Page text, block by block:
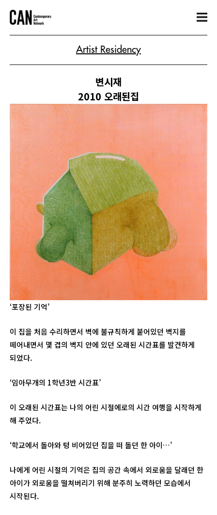
Artist Residency
변시재
2010 오래된집
‘포장된 기억’
이 집을 처음 수리하면서 벽에 불규칙하게 붙어있던 벽지를
떼어내면서 몇 겹의 벽지 안에 있던 오래된 시간표를 발견하게
되었다.
‘임아무개의 1학년3반 시간표’
이 오래된 시간표는 나의 어린 시절에로의 시간 여행을 시작하게
해 주었다.
‘학교에서 돌아와 텅 비어있던 집을 떠 돌던 한 아이…’
나에게 어린 시절의 기억은 집의 공간 속에서 외로움을 달래던 한
아이가 외로움을 떨쳐버리기 위해 분주히 노력하던 모습에서
시작된다.